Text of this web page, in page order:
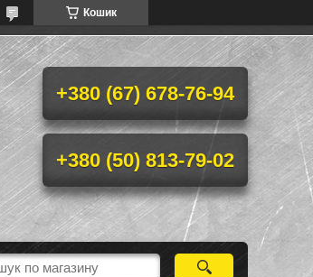
Кошик
+380 (67) 678-76-94
+380 (50) 813-79-02